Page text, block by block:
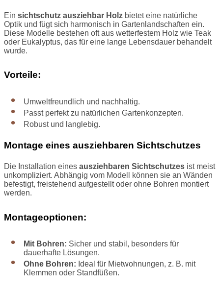
Ein sichtschutz ausziehbar Holz bietet eine natürliche
Optik und fügt sich harmonisch in Gartenlandschaften ein.
Diese Modelle bestehen oft aus wetterfestem Holz wie Teak
oder Eukalyptus, das für eine lange Lebensdauer behandelt
wurde.
Vorteile:
Umweltfreundlich und nachhaltig.
Passt perfekt zu natürlichen Gartenkonzepten.
Robust und langlebig.
Montage eines ausziehbaren Sichtschutzes
Die Installation eines ausziehbaren Sichtschutzes ist meist
unkompliziert. Abhängig vom Modell können sie an Wänden
befestigt, freistehend aufgestellt oder ohne Bohren montiert
werden.
Montageoptionen:
Mit Bohren: Sicher und stabil, besonders für
dauerhafte Lösungen.
Ohne Bohren: Ideal für Mietwohnungen, z. B. mit
Klemmen oder Standfüßen.